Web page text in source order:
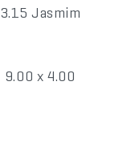
Jasmim
9.00 x 4.00